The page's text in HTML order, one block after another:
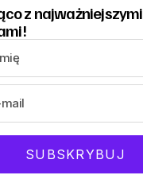
z najważniejszymi